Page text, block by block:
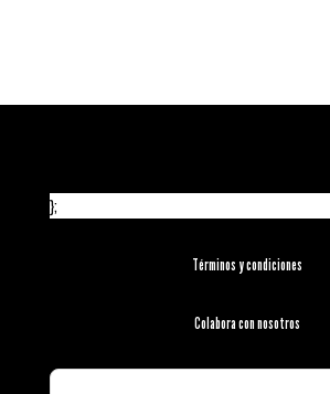
};
Términos y condiciones
Colabora con nosotros